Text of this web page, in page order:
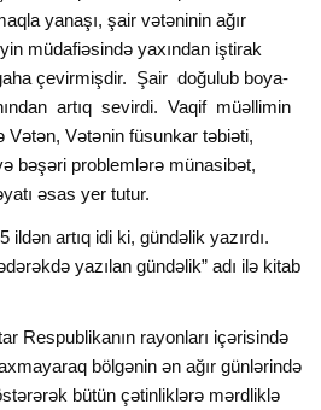
yanaşı, şair vətəninin ağır
müdafiəsində yaxından iştirak
çevirmişdir. Şair doğulub boya-
artıq sevirdi. Vaqif müəllimin
Vətən, Vətənin füsunkar təbiəti,
bəşəri problemlərə münasibət,
əsas yer tutur.
artıq idi ki, gündəlik yazırdı.
yazılan gündəlik” adı ilə kitab
rayonları içərisində
bölgənin ən ağır günlərində
bütün çətinliklərə mərdliklə